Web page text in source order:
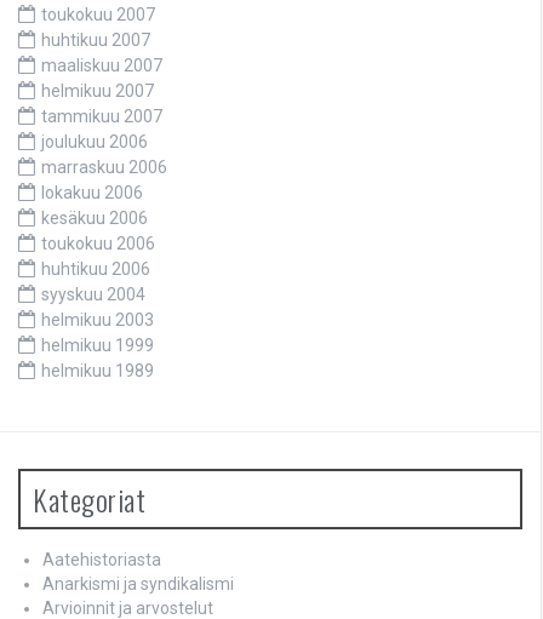
toukokuu 2007
huhtikuu 2007
maaliskuu 2007
helmikuu 2007
tammikuu 2007
joulukuu 2006
marraskuu 2006
lokakuu 2006
kesäkuu 2006
toukokuu 2006
huhtikuu 2006
syyskuu 2004
helmikuu 2003
helmikuu 1999
helmikuu 1989
Kategoriat
Aatehistoriasta
Anarkismi ja syndikalismi
Arvioinnit ja arvostelut